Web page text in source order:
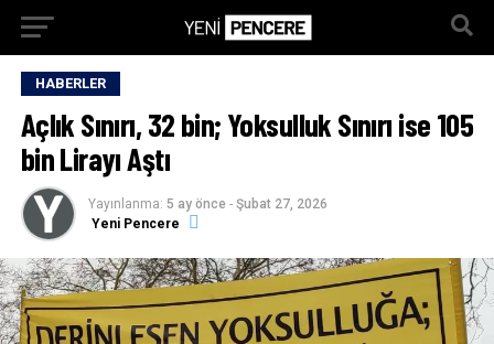
HABERLER
Açlık Sınırı, 32 bin; Yoksulluk Sınırı ise 105
bin Lirayı Aştı
Yayınlanma: 5 ay önce - Şubat 27, 2026
Yeni Pencere